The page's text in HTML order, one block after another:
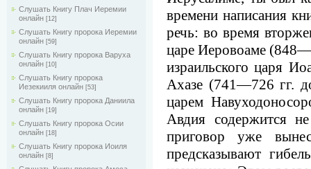
Слушать Книгу Плач Иеремии
онлайн [12]
Слушать Книгу пророка Иеремии
онлайн [59]
Слушать Книгу пророка Варуха
онлайн [10]
Слушать Книгу пророка
Иезекииля онлайн [53]
Слушать Книгу пророка Даниила
онлайн [19]
Слушать Книгу пророка Осии
онлайн [18]
Слушать Книгу пророка Иоиля
онлайн [8]
времени написания
речь: во время
царе Иеровоаме
израильского царя
Ахазе (741—726 гг.
царем
Авдия содержится
приговор уже
предсказывают